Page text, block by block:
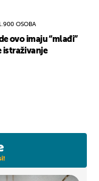
OSOBA
ovo imaju “mlađi”
istraživanje